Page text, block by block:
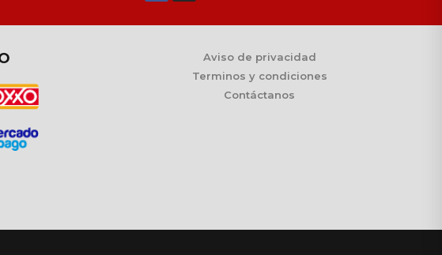
Aviso de privacidad
Terminos y condiciones
Contáctanos